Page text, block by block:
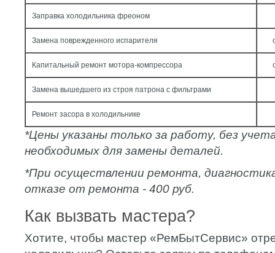
Заправка холодильника фреоном
Замена поврежденного испарителя
Капитальный ремонт мотора-компрессора
Замена вышедшего из строя патрона с фильтрами
Ремонт засора в холодильнике
*Цены указаны только за работу, без
необходимых для замены деталей.
*При осуществлении ремонта,
отказе от ремонта - 400 руб.
Как вызвать мастера?
Хотите, чтобы мастер «РемБытСервис»